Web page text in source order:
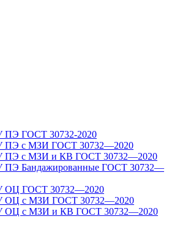
ПЭ ГОСТ 30732-2020
ПЭ с МЗИ ГОСТ 30732—2020
ПЭ с МЗИ и КВ ГОСТ 30732—2020
ПЭ Бандажированные ГОСТ 30732—
ОЦ ГОСТ 30732—2020
ОЦ с МЗИ ГОСТ 30732—2020
ОЦ с МЗИ и КВ ГОСТ 30732—2020